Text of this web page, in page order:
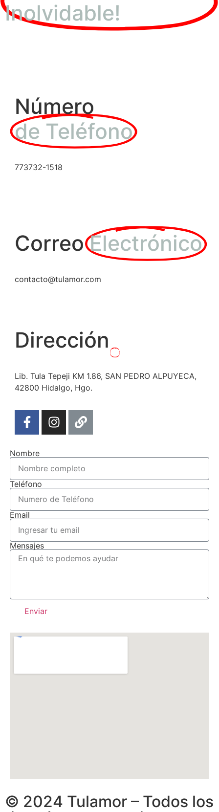
Inolvidable!
Número
de Teléfono
773732-1518
CorreoElectrónico
contacto@tulamor.com
Dirección
Lib. Tula Tepeji KM 1.86, SAN PEDRO ALPUYECA,
42800 Hidalgo, Hgo.
Nombre
Teléfono
Email
Mensajes
Enviar
© 2024 Tulamor – Todos los